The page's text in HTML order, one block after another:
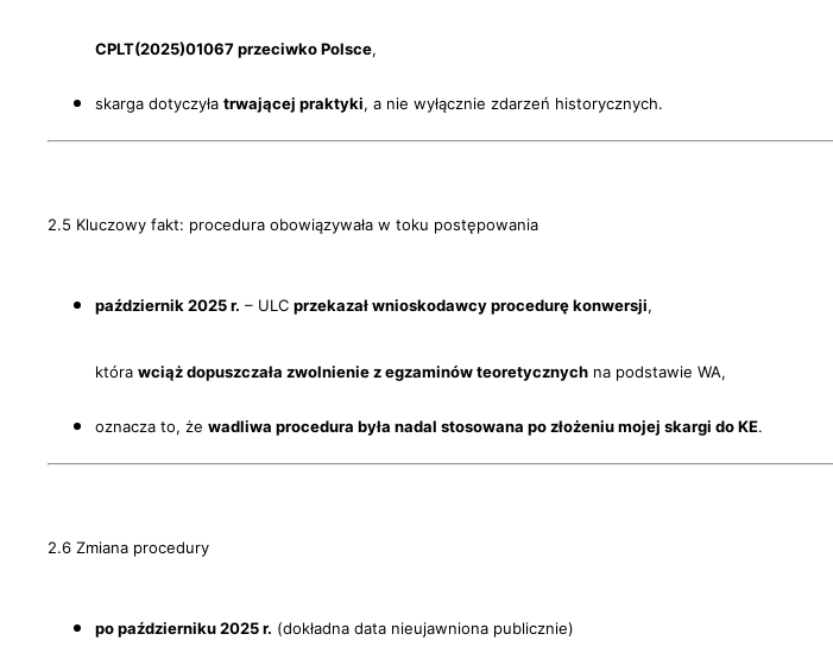
CPLT(2025)01067 przeciwko Polsce,
skarga dotyczyła trwającej praktyki, a nie wyłącznie zdarzeń historycznych.
2.5 Kluczowy fakt: procedura obowiązywała w toku postępowania
październik 2025 r. – ULC przekazał wnioskodawcy procedurę konwersji,
która wciąż dopuszczała zwolnienie z egzaminów teoretycznych na podstawie WA,
oznacza to, że wadliwa procedura była nadal stosowana po złożeniu mojej skargi do KE.
2.6 Zmiana procedury
po październiku 2025 r. (dokładna data nieujawniona publicznie)